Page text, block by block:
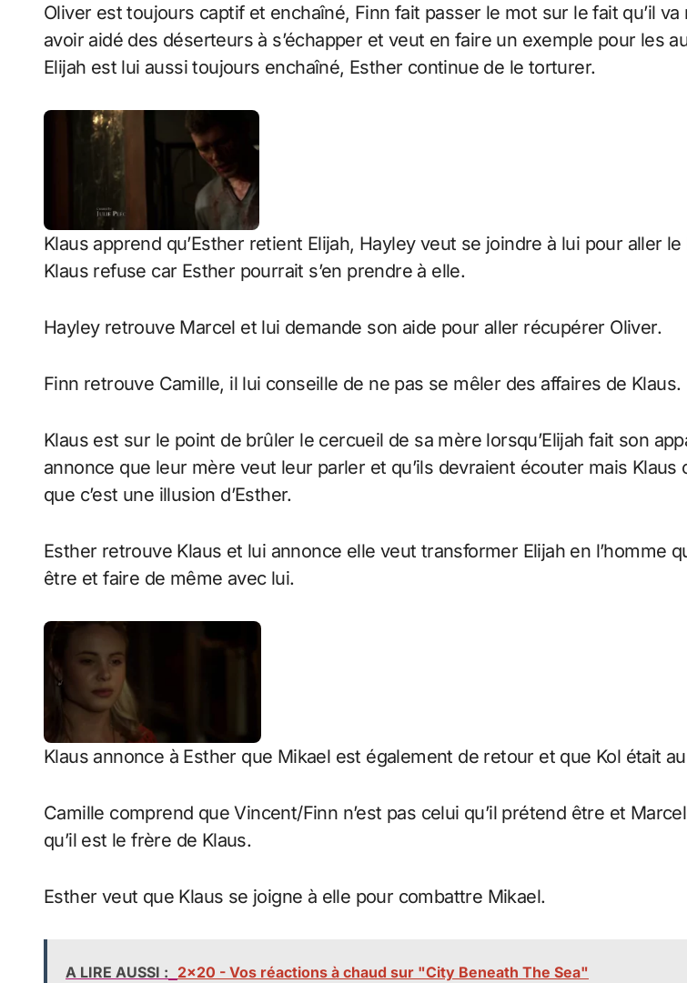
Oliver est toujours captif et enchaîné, Finn fait passer le mot sur le fait qu’il
avoir aidé des déserteurs à s’échapper et veut en faire un exemple pour les
Elijah est lui aussi toujours enchaîné, Esther continue de le torturer.
Klaus apprend qu’Esther retient Elijah, Hayley veut se joindre à lui pour aller
Klaus refuse car Esther pourrait s’en prendre à elle.
Hayley retrouve Marcel et lui demande son aide pour aller récupérer Oliver.
Finn retrouve Camille, il lui conseille de ne pas se mêler des affaires de Klaus.
Klaus est sur le point de brûler le cercueil de sa mère lorsqu’Elijah fait son
annonce que leur mère veut leur parler et qu’ils devraient écouter mais Klaus
que c’est une illusion d’Esther.
Esther retrouve Klaus et lui annonce elle veut transformer Elijah en l’homme
être et faire de même avec lui.
Klaus annonce à Esther que Mikael est également de retour et que Kol était
Camille comprend que Vincent/Finn n’est pas celui qu’il prétend être et
qu’il est le frère de Klaus.
Esther veut que Klaus se joigne à elle pour combattre Mikael.
A LIRE AUSSI : 2x20 - Vos réactions à chaud sur "City Beneath The Sea"